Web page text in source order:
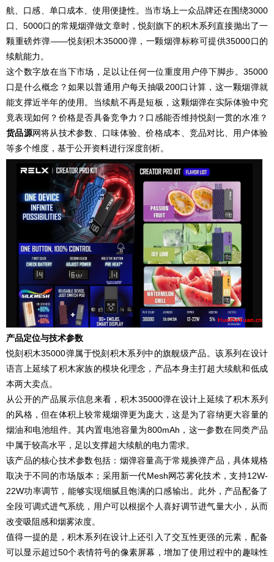
航、口感、单口成本、使用便捷性。当市场上一众品牌还在围绕3000
口、5000口的常规烟弹做文章时，悦刻旗下的积木系列直接抛出了一
颗重磅炸弹——悦刻积木35000弹，一颗烟弹标称可提供35000口的
续航能力。
这个数字放在当下市场，足以让任何一位重度用户停下脚步。35000
口是什么概念？如果以普通用户每天抽吸200口计算，这一颗烟弹就
能支撑近半年的使用。当续航不再是短板，这颗烟弹在实际体验中究
竟表现如何？价格是否具备竞争力？口感能否维持悦刻一贯的水准？
货品源网将从技术参数、口味体验、价格成本、竞品对比、用户体验
等多个维度，基于公开资料进行深度剖析。
产品定位与技术参数
悦刻积木35000弹属于悦刻积木系列中的旗舰级产品。该系列在设计
语言上延续了积木家族的模块化理念，产品本身主打超大续航和低成
本两大卖点。
从公开的产品展示信息来看，积木35000弹在设计上延续了积木系列
的风格，但在体积上较常规烟弹更为庞大，这是为了容纳更大容量的
烟油和电池组件。其内置电池容量为800mAh，这一参数在同类产品
中属于较高水平，足以支撑超大续航的电力需求。
该产品的核心技术参数包括：烟弹容量高于常规换弹产品，具体规格
取决于不同的市场版本；采用新一代Mesh网芯雾化技术，支持12W-
22W功率调节，能够实现细腻且饱满的口感输出。此外，产品配备了
全段可调式进气系统，用户可以根据个人喜好调节进气量大小，从而
改变吸阻感和烟雾浓度。
值得一提的是，积木系列在设计上还引入了交互性更强的元素，配备
可以显示超过50个表情符号的像素屏幕，增加了使用过程中的趣味性